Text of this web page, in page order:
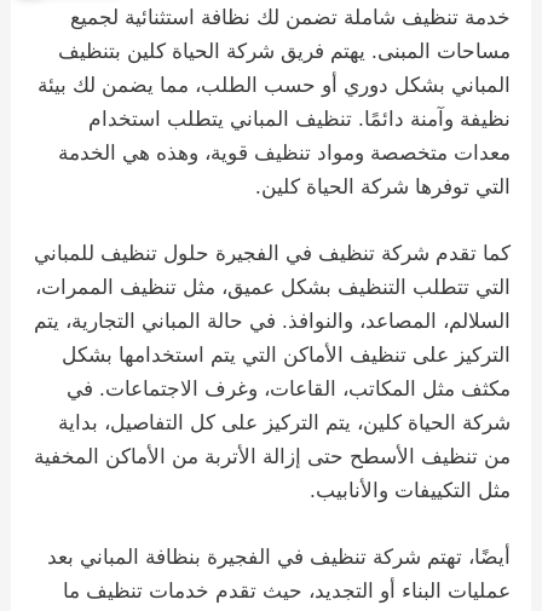
خدمة تنظيف شاملة تضمن لك نظافة استثنائية لجميع
مساحات المبنى. يهتم فريق شركة الحياة كلين بتنظيف
المباني بشكل دوري أو حسب الطلب، مما يضمن لك بيئة
نظيفة وآمنة دائمًا. تنظيف المباني يتطلب استخدام
معدات متخصصة ومواد تنظيف قوية، وهذه هي الخدمة
التي توفرها شركة الحياة كلين.
كما تقدم شركة تنظيف في الفجيرة حلول تنظيف للمباني
التي تتطلب التنظيف بشكل عميق، مثل تنظيف الممرات،
السلالم، المصاعد، والنوافذ. في حالة المباني التجارية، يتم
التركيز على تنظيف الأماكن التي يتم استخدامها بشكل
مكثف مثل المكاتب، القاعات، وغرف الاجتماعات. في
شركة الحياة كلين، يتم التركيز على كل التفاصيل، بداية
من تنظيف الأسطح حتى إزالة الأتربة من الأماكن المخفية
مثل التكييفات والأنابيب.
أيضًا، تهتم شركة تنظيف في الفجيرة بنظافة المباني بعد
عمليات البناء أو التجديد، حيث تقدم خدمات تنظيف ما